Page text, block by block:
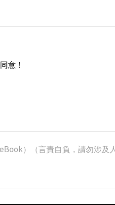
意！
）（言責自負，請勿涉及